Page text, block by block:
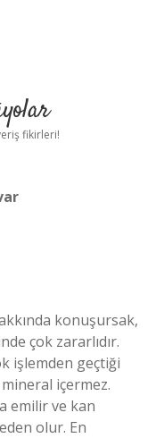
fikirleri!
konuşursak,
çok zararlıdır.
işlemden geçtiği
içermez.
emilir ve kan
olur. En